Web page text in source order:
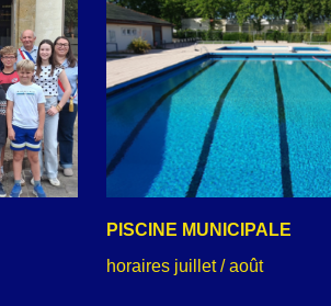
PISCINE MUNICIPALE
horaires juillet / août